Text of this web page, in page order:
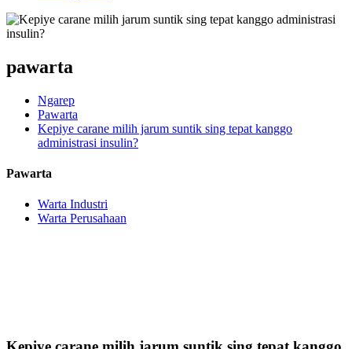
pawarta
Ngarep
Pawarta
Kepiye carane milih jarum suntik sing tepat kanggo
administrasi insulin?
Pawarta
Warta Industri
Warta Perusahaan